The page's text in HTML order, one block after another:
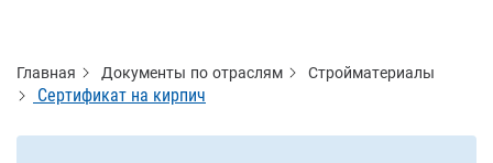
Главная Документы по отраслям Стройматериалы
Сертификат на кирпич